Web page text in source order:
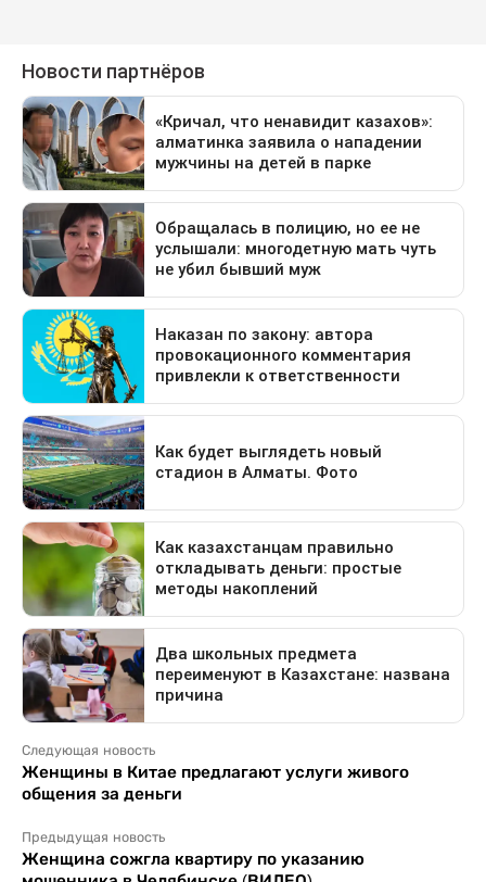
Следующая новость
Женщины в Китае предлагают услуги живого
общения за деньги
Предыдущая новость
Женщина сожгла квартиру по указанию